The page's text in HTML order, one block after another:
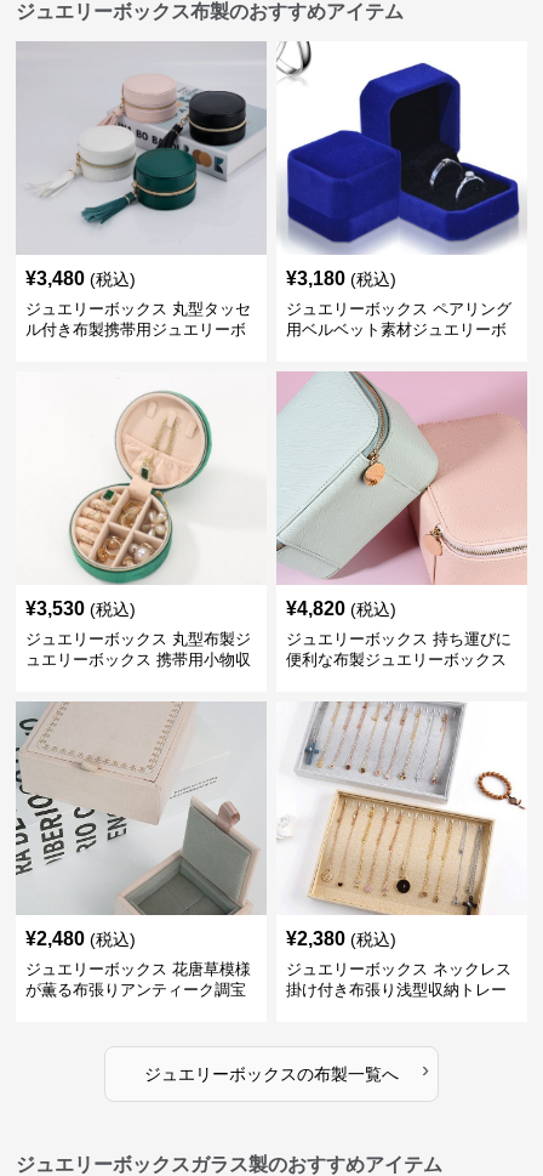
ジュエリーボックス布製のおすすめアイテム
¥3,480 (税込)
ジュエリーボックス 丸型タッセ
ル付き布製携帯用ジュエリーボ
¥3,180 (税込)
ジュエリーボックス ペアリング
用ベルベット素材ジュエリーボ
¥3,530 (税込)
ジュエリーボックス 丸型布製ジ
ュエリーボックス 携帯用小物収
¥4,820 (税込)
ジュエリーボックス 持ち運びに
便利な布製ジュエリーボックス
¥2,480 (税込)
ジュエリーボックス 花唐草模様
が薫る布張りアンティーク調宝
¥2,380 (税込)
ジュエリーボックス ネックレス
掛け付き布張り浅型収納トレー
ジュエリーボックスの布製一覧へ ›
ジュエリーボックスガラス製のおすすめアイテム